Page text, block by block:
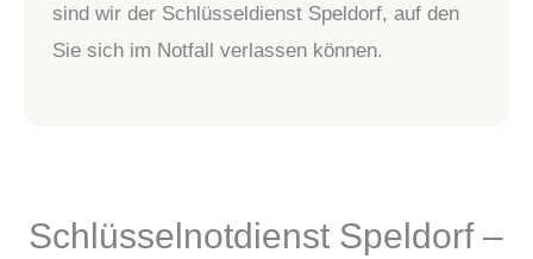
sind wir der Schlüsseldienst Speldorf, auf den
Sie sich im Notfall verlassen können.
Schlüsselnotdienst Speldorf –